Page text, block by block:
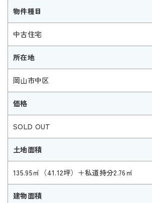
物件種目
中古住宅
所在地
岡山市中区
価格
SOLD OUT
土地面積
135.95㎡（41.12坪）＋私道持分2.76㎡
建物面積